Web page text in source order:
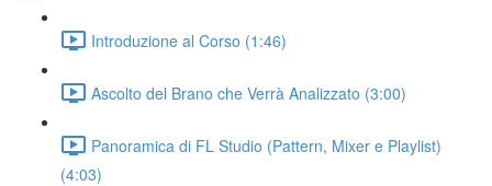
Introduzione al Corso (1:46)
Ascolto del Brano che Verrà Analizzato (3:00)
Panoramica di FL Studio (Pattern, Mixer e Playlist)
(4:03)